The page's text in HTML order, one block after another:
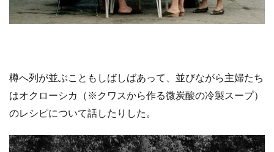
樽へ列が並ぶこともしばしばあって、並びながら主婦たち
はオクローシカ（※クワスから作る微炭酸の冷製スープ）
のレシピについて話したりした。